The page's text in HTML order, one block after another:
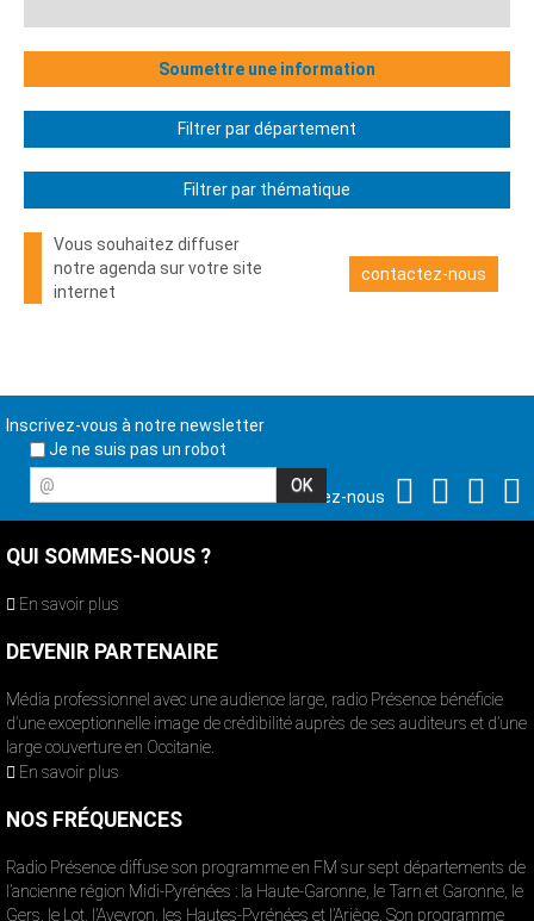
Soumettre une information
Filtrer par département
Filtrer par thématique
Vous souhaitez diffuser
notre agenda sur votre site
internet
contactez-nous
Inscrivez-vous à notre newsletter
Je ne suis pas un robot
@
Suivez-nous
QUI SOMMES-NOUS ?
En savoir plus
DEVENIR PARTENAIRE
Média professionnel avec une audience large, radio Présence bénéficie
d’une exceptionnelle image de crédibilité auprès de ses auditeurs et d’une
large couverture en Occitanie.
En savoir plus
NOS FRÉQUENCES
Radio Présence diffuse son programme en FM sur sept départements de
l’ancienne région Midi-Pyrénées : la Haute-Garonne, le Tarn et Garonne, le
Gers, le Lot, l’Aveyron, les Hautes-Pyrénées et l’Ariège. Son programme